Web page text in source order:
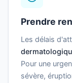
Prendre
Les délais
Pour une
sévère,